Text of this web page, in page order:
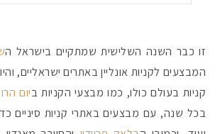
זו כבר השנה השלישית שמתקיים בישראל ה
המבצעים לקניות אונליין באתרים ישראליים,
קניות בעולם כולו, כמו מבצעי הקניות ביום
בכל שנה, עם מבצעים באתרי קניות סיניים